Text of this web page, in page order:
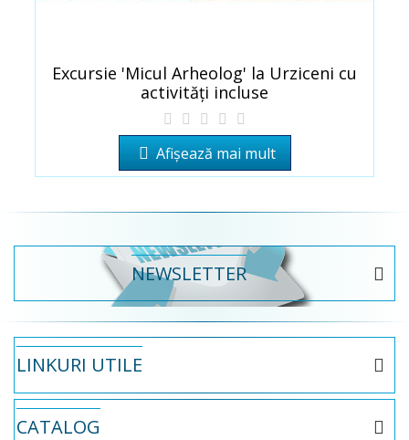
Excursie 'Micul Arheolog' la Urziceni cu
activități incluse
Afișează mai mult
NEWSLETTER
LINKURI UTILE
CATALOG